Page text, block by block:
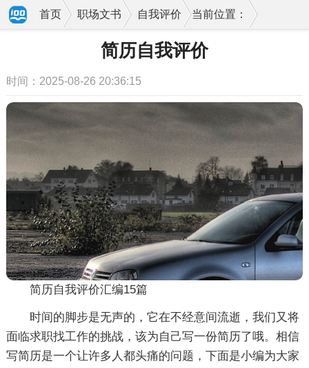
当前位置：
首页 职场文书 自我评价
简历自我评价
时间：2025-08-26 20:36:15
简历自我评价汇编15篇
时间的脚步是无声的，它在不经意间流逝，我们又将
面临求职找工作的挑战，该为自己写一份简历了哦。相信
写简历是一个让许多人都头痛的问题，下面是小编为大家